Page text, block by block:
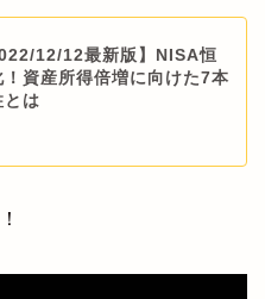
12/12最新版】NISA恒
！資産所得倍増に向けた7本
とは